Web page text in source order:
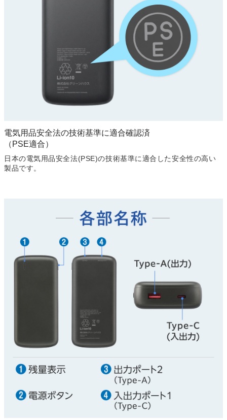
電気用品安全法の技術基準に適合確認済
（PSE適合）
日本の電気用品安全法(PSE)の技術基準に適合した安全性の高い
製品です。